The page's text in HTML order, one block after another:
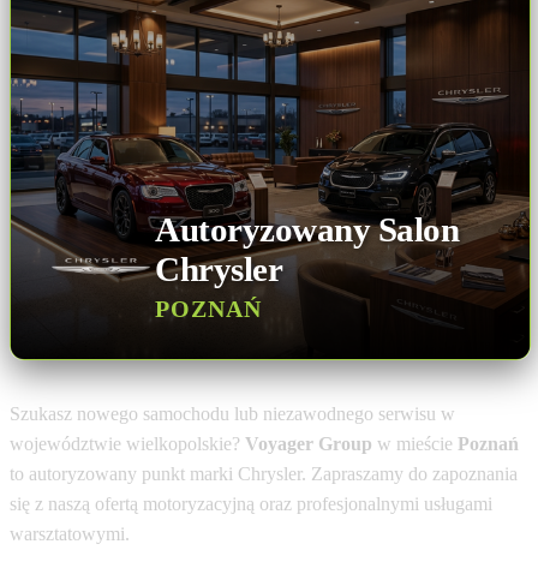
Autoryzowany Salon
Chrysler
POZNAŃ
Szukasz nowego samochodu lub niezawodnego serwisu w
województwie wielkopolskie? Voyager Group w mieście Poznań
to autoryzowany punkt marki Chrysler. Zapraszamy do zapoznania
się z naszą ofertą motoryzacyjną oraz profesjonalnymi usługami
warsztatowymi.